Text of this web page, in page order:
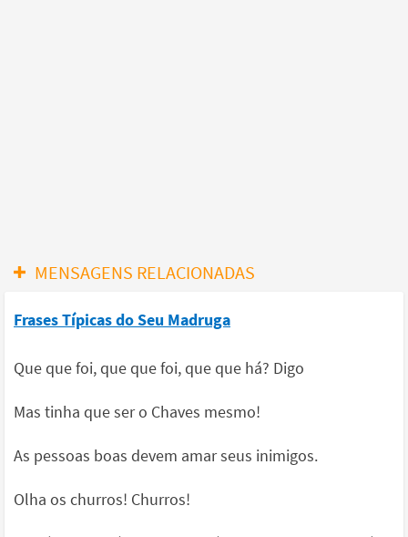
MENSAGENS RELACIONADAS
Frases Típicas do Seu Madruga
Que que foi, que que foi, que que há? Digo
Mas tinha que ser o Chaves mesmo!
As pessoas boas devem amar seus inimigos.
Olha os churros! Churros!